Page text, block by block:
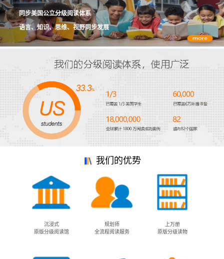
同步美国公立分级阅读体系
语言、知识、思维、视野同步发展
我们的优势
沉浸式
原版分级阅读馆
规划师
全流程阅读服务
上万册
原版分级读物